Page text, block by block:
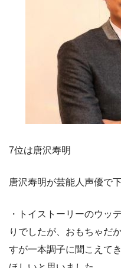
7位は唐沢寿明
唐沢寿明が芸能人声優で
・トイストーリーのウッ
りでしたが、おもちゃだ
すが一本調子に聞こえて